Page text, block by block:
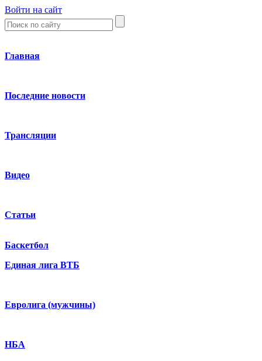
Войти на сайт
Главная
Последние новости
Трансляции
Видео
Статьи
Баскетбол
Единая лига ВТБ
Евролига (мужчины)
НБА